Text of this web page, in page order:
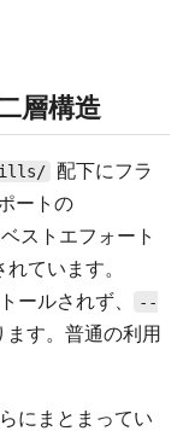
層構造
配下にフラ
ートの
ストエフォート
ています。
ールされず、
--
ます。普通の利用
にまとまってい